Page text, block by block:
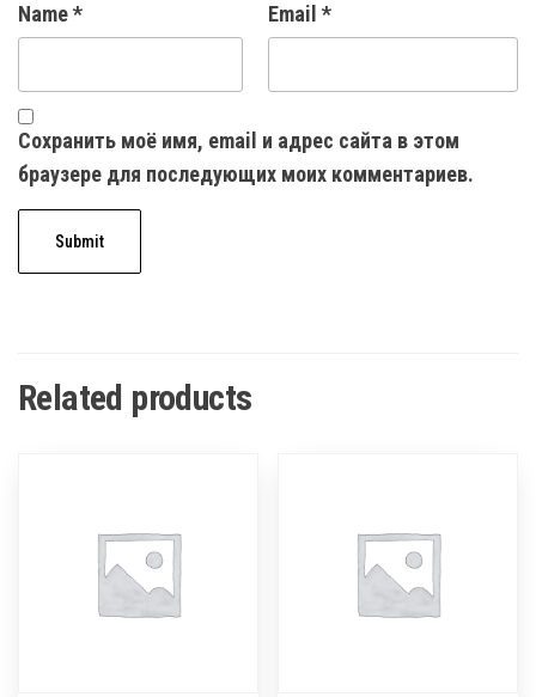
Name* Email *
Сохранить моё имя, email и адрес сайта в этом
браузере для последующих моих комментариев.
Related products